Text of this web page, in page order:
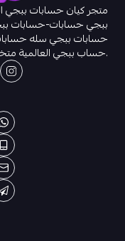
متجر كيان حسابات ببجي
ببجي حسابات-حسابات
.حساب ببجي العالمية